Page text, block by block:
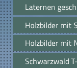
Laternen
Holzbilder mit
Holzbilder mit
Schwarzwald